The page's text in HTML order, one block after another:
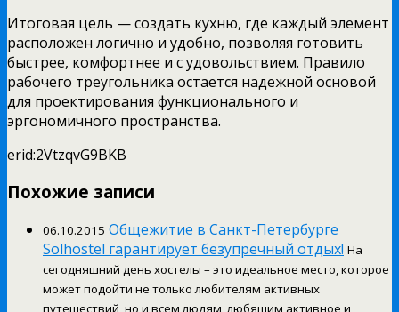
Итоговая цель — создать кухню, где каждый элемент
расположен логично и удобно, позволяя готовить
быстрее, комфортнее и с удовольствием. Правило
рабочего треугольника остается надежной основой
для проектирования функционального и
эргономичного пространства.
erid:2VtzqvG9BKB
Похожие записи
06.10.2015 Общежитие в Санкт-Петербурге
Solhostel гарантирует безупречный отдых! На
сегодняшний день хостелы – это идеальное место, которое
может подойти не только любителям активных
путешествий, но и всем людям, любящим активное и